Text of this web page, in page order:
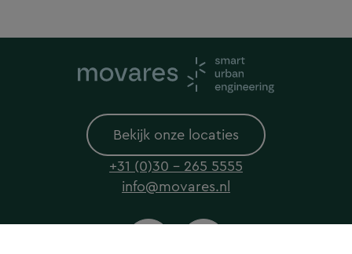
Bekijk onze locaties
+31 (0)30 - 265 5555
info@movares.nl